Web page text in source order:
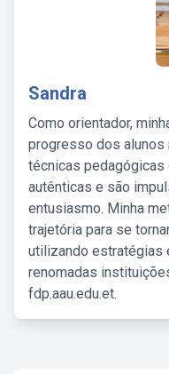
Sandra
Como orientador,
progresso dos alunos
técnicas
autênticas e são
entusiasmo. Minha
trajetória para se
utilizando estratégias
renomadas
fdp.aau.edu.et.